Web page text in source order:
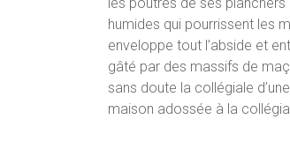
humides qui pourrissent les
enveloppe tout l’abside et
gâté par des massifs de
sans doute la collégiale
maison adossée à la